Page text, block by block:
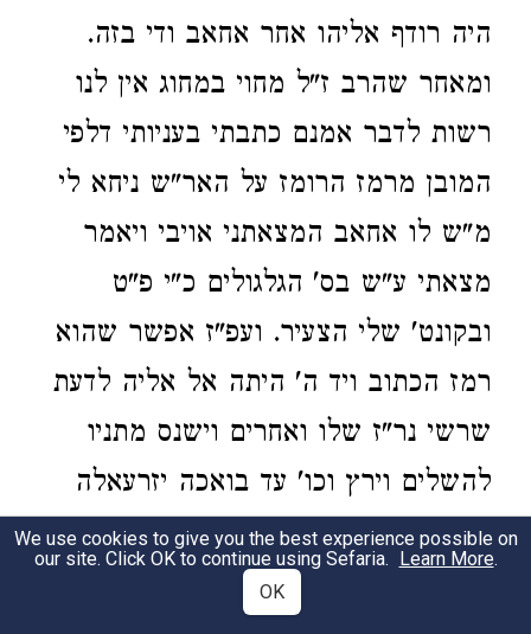
היה רודף אליהו אחר אחאב ודי בזה.
ומאחר שהרב ז"ל מחוי במחוג אין לנו
רשות לדבר אמנם כתבתי בעניותי דלפי
המובן מרמז הרומז על האר"ש ניחא לי
מ"ש לו אחאב המצאתני אויבי ויאמר
מצאתי ע"ש בס' הגלגולים כ"י פ"ט
ובקונט' שלי הצעיר. ועפ"ז אפשר שהוא
רמז הכתוב ויד ה' היתה אל אליה לדעת
שרשי נר"ז שלו ואחרים וישנס מתניו
להשלים וירץ וכו' עד בואכה יזרעאלה
בכרם נבות ששם נאמר מצאתי ודוק
We use cookies to give you the best experience possible on
our site. Click OK to continue using Sefaria. Learn More.
OK